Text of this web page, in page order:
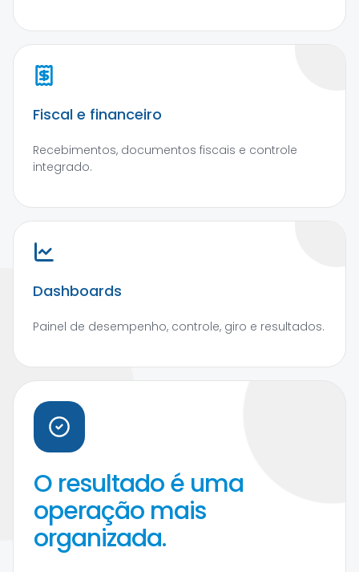
Fiscal e financeiro
Recebimentos, documentos fiscais e controle
integrado.
Dashboards
Painel de desempenho, controle, giro e resultados.
O resultado é uma
operação mais
organizada.